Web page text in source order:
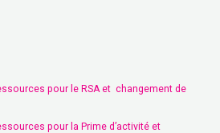
pour le RSA et changement de
pour la Prime d’activité et